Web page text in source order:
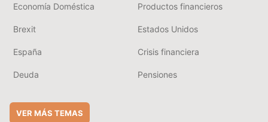
Economía Doméstica Productos financieros
Brexit Estados Unidos
España Crisis financiera
Deuda Pensiones
VER MÁS TEMAS